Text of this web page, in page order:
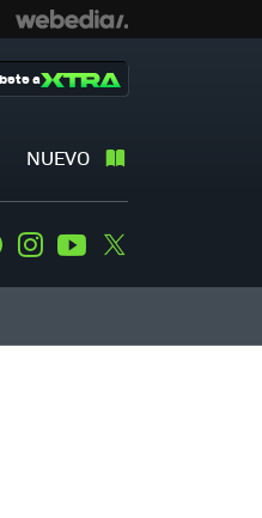
NUEVO
a
TelegramInstagramYoutube